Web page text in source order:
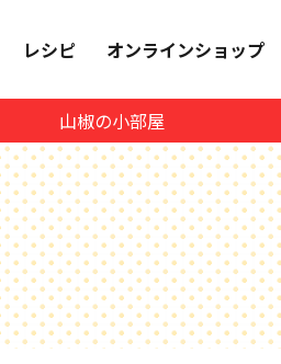
レシピ オンラインショップ
山椒の小部屋